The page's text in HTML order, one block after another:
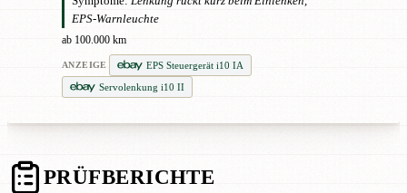
EPS-Warnleuchte
ab 100.000 km
ANZEIGE
EPS Steuergerät i10 IA
Servolenkung i10 II
PRÜFBERICHTE